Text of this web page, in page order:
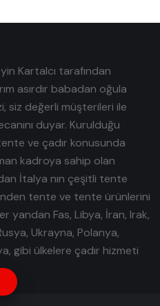
Kartalcı tarafından
asırdır babadan oğula
siz değerli müşterileri ile
duyar. Kurulduğu
ve çadır konusunda
kadroya sahip olan
İtalya nın çeşitli tente
tente ve tente ürünlerini
yandan Fas, Libya, İran, Irak,
Ukrayna, Polanya,
gibi ülkelere çadır hizmeti